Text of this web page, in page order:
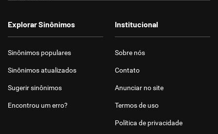
Explorar Sinônimos
Sinônimos populares
Sinônimos atualizados
Sugerir sinônimos
Encontrou um erro?
Institucional
Sobre nós
Contato
Anunciar no site
Termos de uso
Política de privacidade